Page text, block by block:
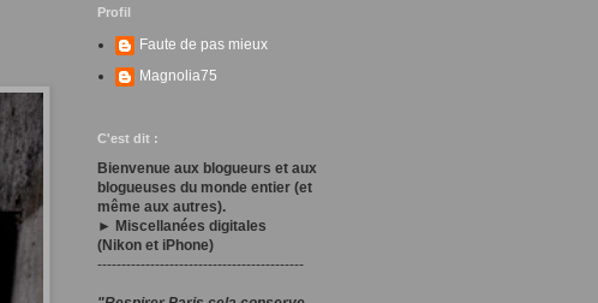
Profil
Faute de pas mieux
Magnolia75
C'est dit :
Bienvenue aux blogueurs et aux
blogueuses du monde entier (et
même aux autres).
► Miscellanées digitales
(Nikon et iPhone)
-------------------------------------------